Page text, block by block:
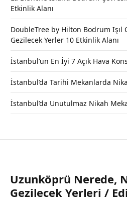
Etkinlik Alanı
DoubleTree by Hilton Bodrum Işıl
Gezilecek Yerler 10 Etkinlik Alanı
İstanbul’un En İyi 7 Açık Hava
İstanbul’da Tarihi Mekanlarda
İstanbul’da Unutulmaz Nikah
Uzunköprü Nerede,
Gezilecek Yerleri /